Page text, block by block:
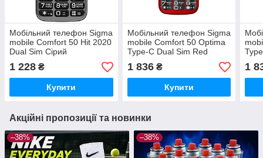
Мобільний телефон Sigma
mobile Comfort 50 Hit 2020
Dual Sim Сірий
(4827798120927) 1.77",
1450 мАг
1 228 ₴
Купити
Мобільний телефон Sigma
mobile Comfort 50 Optima
Type-C Dual Sim Red
(4827798122327)
1 836₴
Купити
мАг,
1
Акційні пропозиції та новинки
–38% –38%